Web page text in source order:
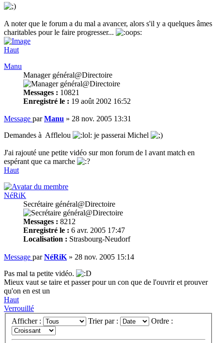
A noter que le forum a du mal a avancer, alors s'il y a quelques âmes
charitables pour le faire progresser...
Haut
Manu
Manager général@Directoire
Messages : 10821
Enregistré le : 19 août 2002 16:52
Message parManu » 28 nov. 2005 13:31
Demandes à Afflelou
je passerai Michel
J'ai rajouté une petite vidéo sur mon forum de l avant match en
espérant que ca marche
Haut
NéRiK
Secrétaire général@Directoire
Messages : 8212
Enregistré le : 6 avr. 2005 17:47
Localisation : Strasbourg-Neudorf
Message parNéRiK » 28 nov. 2005 15:14
Pas mal ta petite vidéo.
Mieux vaut se taire et passer pour un con que de l'ouvrir et prouver
qu'on en est un
Haut
Verrouillé
Afficher :
Trier par : Ordre :